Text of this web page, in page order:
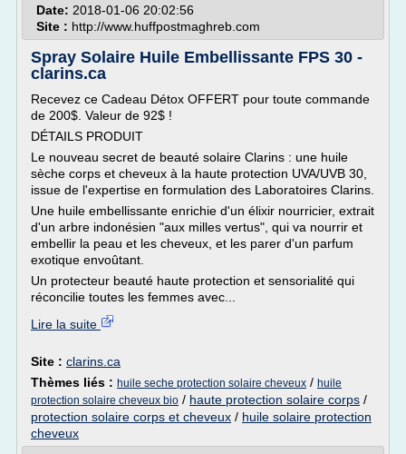
Date: 2018-01-06 20:02:56
Site : http://www.huffpostmaghreb.com
Spray Solaire Huile Embellissante FPS 30 -
clarins.ca
Recevez ce Cadeau Détox OFFERT pour toute commande
de 200$. Valeur de 92$ !
DÉTAILS PRODUIT
Le nouveau secret de beauté solaire Clarins : une huile
sèche corps et cheveux à la haute protection UVA/UVB 30,
issue de l'expertise en formulation des Laboratoires Clarins.
Une huile embellissante enrichie d'un élixir nourricier, extrait
d'un arbre indonésien "aux milles vertus", qui va nourrir et
embellir la peau et les cheveux, et les parer d'un parfum
exotique envoûtant.
Un protecteur beauté haute protection et sensorialité qui
réconcilie toutes les femmes avec...
Lire la suite
Site : clarins.ca
Thèmes liés : huile seche protection solaire cheveux / huile
protection solaire cheveux bio / haute protection solaire corps /
protection solaire corps et cheveux / huile solaire protection
cheveux